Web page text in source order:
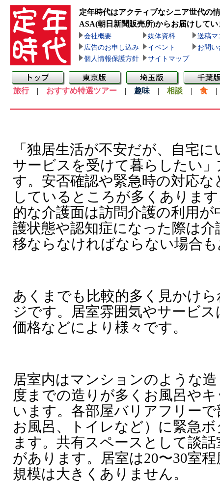
定年時代はアクティブなシニア世代の
ASA(朝日新聞販売所)からお届けしてい
会社概要 媒体資料
送稿マ
広告のお申し込み
イベント
お問い
個人情報保護方針
サイトマップ
旅行| おすすめ特選ツアー | 趣味 | 相談 | 食
「独居生活が不安だが、自宅
サービスを受けて暮らしたい
す。安否確認や緊急時の対応
しているところが多くありま
的な介護面は訪問介護の利用
護状態や認知症になった際は
移ならなければならない場合
あくまでも比較的多く見かけ
ジです。居室雰囲気やサービ
価格などにより様々です。
居室内はマンションのような
度までの造りが多くお風呂や
います。各部屋バリアフリー
お風呂、トイレなど）に緊急
ます。共有スペースとして談
があります。居室は20〜30室
規模は大きくありません。